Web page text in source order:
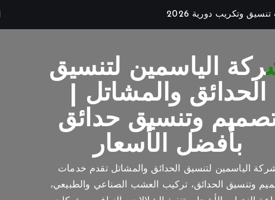
الحدائق والمشاتل |
وتنسيق حدائق
بأفضل الأسعار
الياسمين لتنسيق الحدائق والمشاتل تقدم خدمات
وتنسيق الحدائق، تركيب العشب الصناعي والطبيعي،